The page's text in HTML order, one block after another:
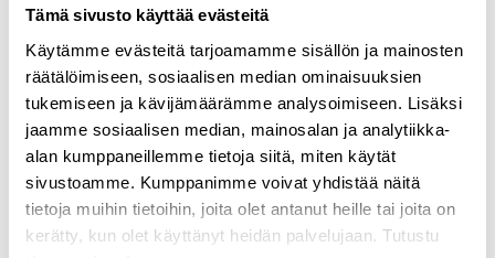
Tämä sivusto käyttää evästeitä
Käytämme evästeitä tarjoamamme sisällön ja mainosten
räätälöimiseen, sosiaalisen median ominaisuuksien
tukemiseen ja kävijämäärämme analysoimiseen. Lisäksi
jaamme sosiaalisen median, mainosalan ja analytiikka-
alan kumppaneillemme tietoja siitä, miten käytät
sivustoamme. Kumppanimme voivat yhdistää näitä
tietoja muihin tietoihin, joita olet antanut heille tai joita on
kerätty, kun olet käyttänyt heidän palvelujaan. Tutustu
verkkokauppaa
Lisätietoja tuotteesta
Phoenix Contact